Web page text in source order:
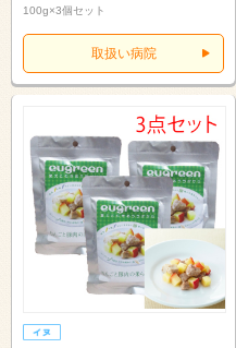
100g×3個セット
取扱い病院